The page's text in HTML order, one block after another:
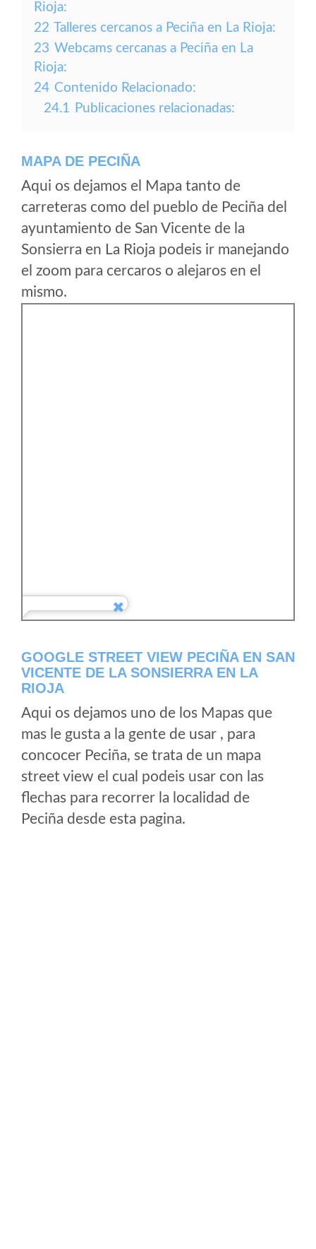
Rioja:
22 Talleres cercanos a Peciña en La Rioja:
23 Webcams cercanas a Peciña en La
Rioja:
24 Contenido Relacionado:
24.1 Publicaciones relacionadas:
MAPA DE PECIÑA
Aqui os dejamos el Mapa tanto de
carreteras como del pueblo de Peciña del
ayuntamiento de San Vicente de la
Sonsierra en La Rioja podeis ir manejando
el zoom para cercaros o alejaros en el
mismo.
GOOGLE STREET VIEW PECIÑA EN SAN
VICENTE DE LA SONSIERRA EN LA
RIOJA
Aqui os dejamos uno de los Mapas que
mas le gusta a la gente de usar , para
concocer Peciña, se trata de un mapa
street view el cual podeis usar con las
flechas para recorrer la localidad de
Peciña desde esta pagina.